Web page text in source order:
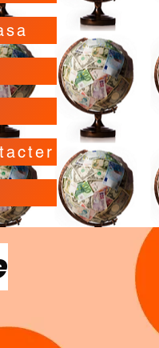
: Nous contacter